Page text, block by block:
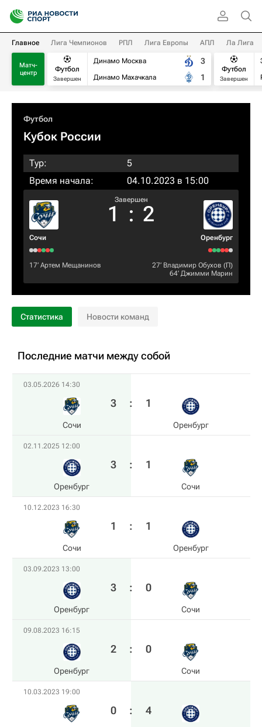
Главное Лига Чемпионов РПЛ Лига Европы АПЛ Ла Лига
Матч-
центр
Футбол
Завершен
Динамо Москва
Динамо Махачкала
3
1
Футбол
Завершен
Футбол
Кубок России
Тур:
5
Время начала:
04.10.2023 в 15:00
Сочи
Завершен
1 : 2
Оренбург
17‎’‎ Артем Мещанинов 27‎’‎ Владимир Обухов (П)
64‎’‎ Джимми Марин
Статистика Новости команд
Последние матчи между собой
03.05.2026 14:30
Сочи
3 : 1
Оренбург
02.11.2025 12:00
Оренбург
3 : 1
Сочи
10.12.2023 16:30
Сочи
1 : 1
Оренбург
03.09.2023 13:00
Оренбург
3 : 0
Сочи
09.08.2023 16:15
Оренбург
2 : 0
Сочи
10.03.2023 19:00
0 : 4